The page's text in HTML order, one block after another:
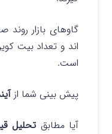
گاوهای بازار روند
اند و تعداد بیت
است.
پیش بینی شما از
آیا مطابق تحلیل